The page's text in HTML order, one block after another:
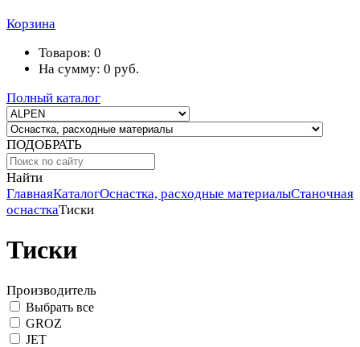
Корзина
Товаров: 0
На сумму: 0 руб.
Полный каталог
ПОДОБРАТЬ
Найти
ГлавнаяКаталогОснастка, расходные материалыСтаночная
оснасткаТиски
Тиски
Производитель
Выбрать все
GROZ
JET